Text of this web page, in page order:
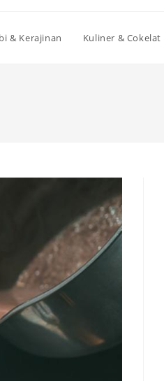
& Kerajinan Kuliner & Cokelat